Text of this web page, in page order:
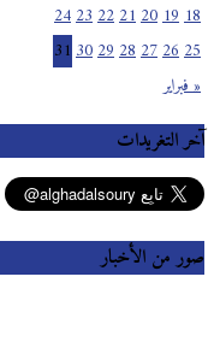
« فبراير
18
19
20
21
22
23
24
25
26
27
28
29
30
31
آخر التغريدات
صور من الأخبار